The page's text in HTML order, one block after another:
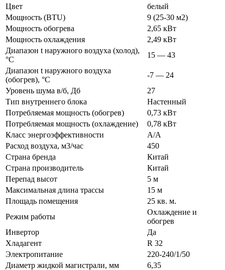
Цвет
белый
Мощность (BTU)
9 (25-30 м2)
Мощность обогрева
2,65 кВт
Мощность охлаждения
2,49 кВт
Диапазон t наружного воздуха (холод),
°C
15 — 43
Диапазон t наружного воздуха
(обогрев), °C
-7 — 24
Уровень шума в/б, Дб
27
Тип внутреннего блока
Настенный
Потребляемая мощность (обогрев)
0,73 кВт
Потребляемая мощность (охлаждение)
0,78 кВт
Класс энергоэффективности
A/A
Расход воздуха, м3/час
450
Страна бренда
Китай
Страна производитель
Китай
Перепад высот
5 м
Максимальная длина трассы
15 м
Площадь помещения
25 кв. м.
Режим работы
Охлаждение и
обогрев
Инвертор
Да
Хладагент
R 32
Электропитание
220-240/1/50
Диаметр жидкой магистрали, мм
6,35